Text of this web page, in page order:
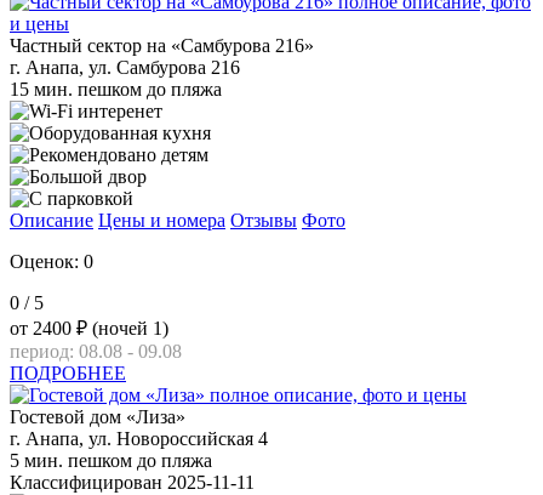
Частный сектор на «Самбурова 216»
г. Анапа, ул. Самбурова 216
15 мин. пешком до пляжа
Описание Цены и номера Отзывы Фото
Оценок: 0
0 / 5
от 2400 ₽ (ночей 1)
период: 08.08 - 09.08
ПОДРОБНЕЕ
Гостевой дом «Лиза»
г. Анапа, ул. Новороссийская 4
5 мин. пешком до пляжа
Классифицирован 2025-11-11